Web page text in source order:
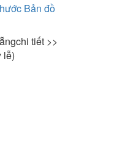
Bản đồ
chi tiết >>
lễ)